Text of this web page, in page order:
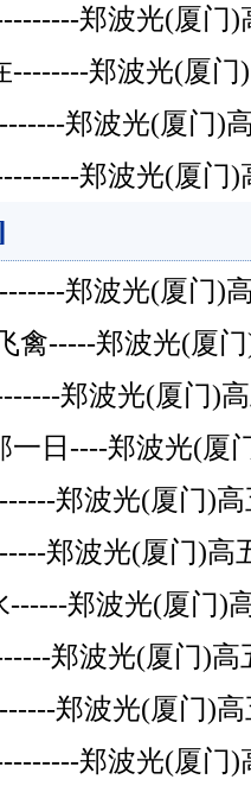
郑波光(厦门
--------郑波光(厦
郑波光(厦门)
郑波光(厦门
郑波光(厦门)
禽-----郑波光(厦
郑波光(厦门)
一日----郑波光(厦
郑波光(厦门)
郑波光(厦门)高
------郑波光(厦门)
郑波光(厦门)
郑波光(厦门)
郑波光(厦门